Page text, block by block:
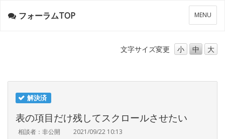
メ
ニ
ー
MENU
フォーラムTOP
文字サイズ変更 小 中 大
解決済
表の項目だけ残してスクロールさせたい
相談者：非公開 2021/09/22 10:13